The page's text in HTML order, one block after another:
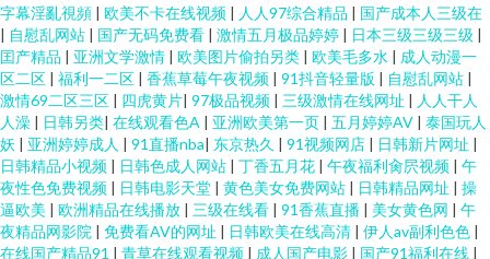
字幕淫亂視頻 | 欧美不卡在线视频 | 人人97综合精品 | 国产成本人三级在
| 自慰乱网站 | 国产无码免费看 | 激情五月极品婷婷 | 日本三级三级三级 |
囯产精品 | 亚洲文学激情 | 欧美图片偷拍另类 | 欧美毛多水 | 成人动漫一
区二区 | 福利一二区 | 香蕉草莓午夜视频 | 91抖音轻量版 | 自慰乱网站 |
激情69二区三区 | 四虎黄片| 97极品视频 | 三级激情在线网址 | 人人干人
人澡 | 日韩另类| 在线观看色A | 亚洲欧美第一页 | 五月婷婷AV | 泰国玩人
妖 | 亚洲婷婷成人 | 91直播nba| 东京热久 | 91视频网店 | 日韩新片网址 |
日韩精品小视频 | 日韩色成人网站 | 丁香五月花 | 午夜福利肏屄视频 | 午
夜性色免费视频 | 日韩电影天堂 | 黄色美女免费网站 | 日韩精品网址 | 操
逼欧美 | 欧洲精品在线播放 | 三级在线看 | 91香蕉直播 | 美女黄色网 | 午
夜精品网影院 | 免费看AV的网址 | 日韩欧美在线高清 | 伊人av副利色色 |
在线国产精品91 | 青草在线观看视频 | 成人国产电影 | 国产91福利在线 |